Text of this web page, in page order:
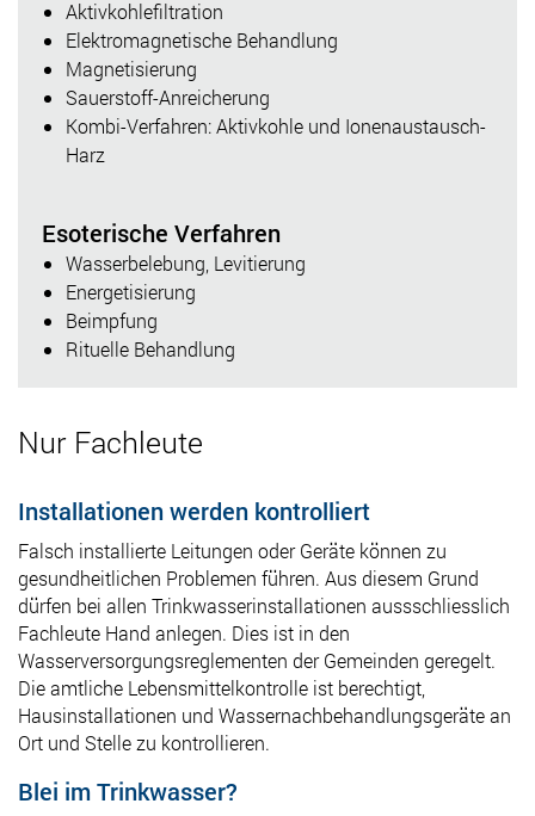
Aktivkohlefiltration
Elektromagnetische Behandlung
Magnetisierung
Sauerstoff-Anreicherung
Kombi-Verfahren: Aktivkohle und Ionenaustausch-
Harz
Esoterische Verfahren
Wasserbelebung, Levitierung
Energetisierung
Beimpfung
Rituelle Behandlung
Nur Fachleute
Installationen werden kontrolliert
Falsch installierte Leitungen oder Geräte können zu
gesundheitlichen Problemen führen. Aus diesem Grund
dürfen bei allen Trinkwasserinstallationen aussschliesslich
Fachleute Hand anlegen. Dies ist in den
Wasserversorgungsreglementen der Gemeinden geregelt.
Die amtliche Lebensmittelkontrolle ist berechtigt,
Hausinstallationen und Wassernachbehandlungsgeräte an
Ort und Stelle zu kontrollieren.
Blei im Trinkwasser?